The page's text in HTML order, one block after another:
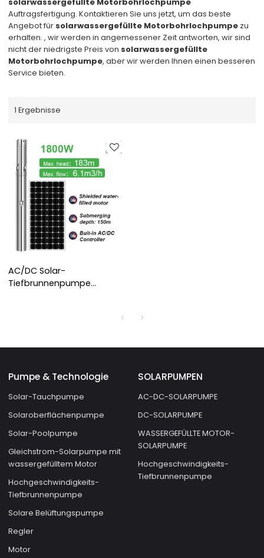
solarwassergefüllte Motorbohrlochpumpe
Auftragsfertigung. Kontaktieren Sie uns jetzt, um das beste
Angebot für solarwassergefüllte Motorbohrlochpumpe zu
erhalten. , wir werden in angemessener Zeit antworten, wir sind
nicht der niedrigste Preis von solarwassergefüllte
Motorbohrlochpumpe, aber wir werden Ihnen einen besseren
Service bieten.
1 Ergebnisse
AC/DC Solar-
Tiefbrunnenpumpe
Hersteller von Solarpumpen
Pumpe & Technologie
Solar-Tauchpumpe
Solaroberflächenpumpe
Solar-Poolpumpe
Gleichstrom-Solarpumpe mit
wassergefülltem Motor
Hochgeschwindigkeits-
Tiefbrunnenpumpe
Solare Belüftungspumpe
Regler
Motor
SOLARPUMPEN
AC-DC-SOLARPUMPE
DC-SOLARPUMPE
WASSERGEFÜLLTE MOTOR-
SOLARPUMPE
Hochgeschwindigkeits-
Tiefbrunnenpumpe